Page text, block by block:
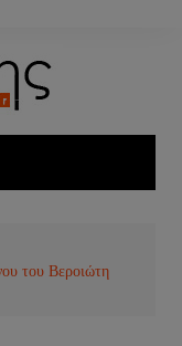
του Βεροιώτη